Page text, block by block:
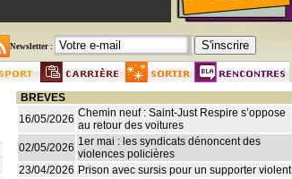
Newsletter :
BREVES
16/05/2026 Chemin neuf : Saint-Just Respire s’oppose
au retour des voitures
02/05/2026 1er mai : les syndicats dénoncent des
violences policières
23/04/2026 Prison avec sursis pour un supporter violent